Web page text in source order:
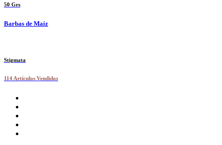
50 Grs
Barbas de Maíz
Stigmata
114 Artículos Vendidos